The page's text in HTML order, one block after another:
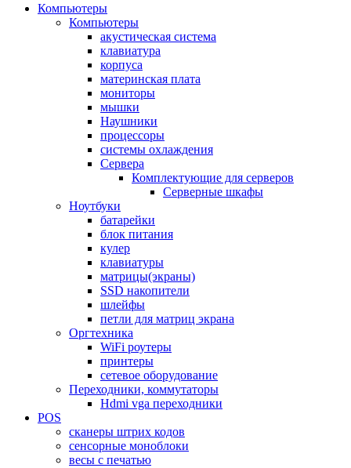
Компьютеры
Компьютеры
акустическая система
клавиатура
корпуса
материнская плата
мониторы
мышки
Наушники
процессоры
системы охлаждения
Сервера
Комплектующие для серверов
Серверные шкафы
Ноутбуки
батарейки
блок питания
кулер
клавиатуры
матрицы(экраны)
SSD накопители
шлейфы
петли для матриц экрана
Оргтехника
WiFi роутеры
принтеры
сетевое оборудование
Переходники, коммутаторы
Hdmi vga переходники
POS
сканеры штрих кодов
сенсорные моноблоки
весы с печатью